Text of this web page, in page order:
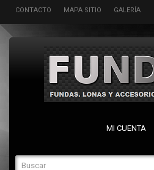
CONTACTO MAPA SITIO GALERÍA
MI CUENTA